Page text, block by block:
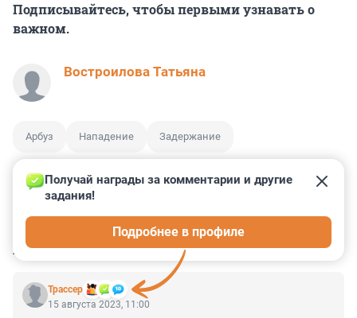
Подписывайтесь, чтобы первыми узнавать о
важном.
Востроилова Татьяна
Арбуз Нападение Задержание
КОММЕНТАРИИ 26
Трассер
Получай награды за комментарии и другие
задания!
Подробнее в профиле
15 августа 2023, 11:00